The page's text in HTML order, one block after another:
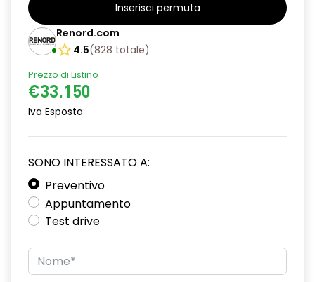
Inserisci permuta
Renord.com
4.5(828 totale)
Prezzo di Listino
€33.150
Iva Esposta
SONO INTERESSATO A:
Preventivo
Appuntamento
Test drive